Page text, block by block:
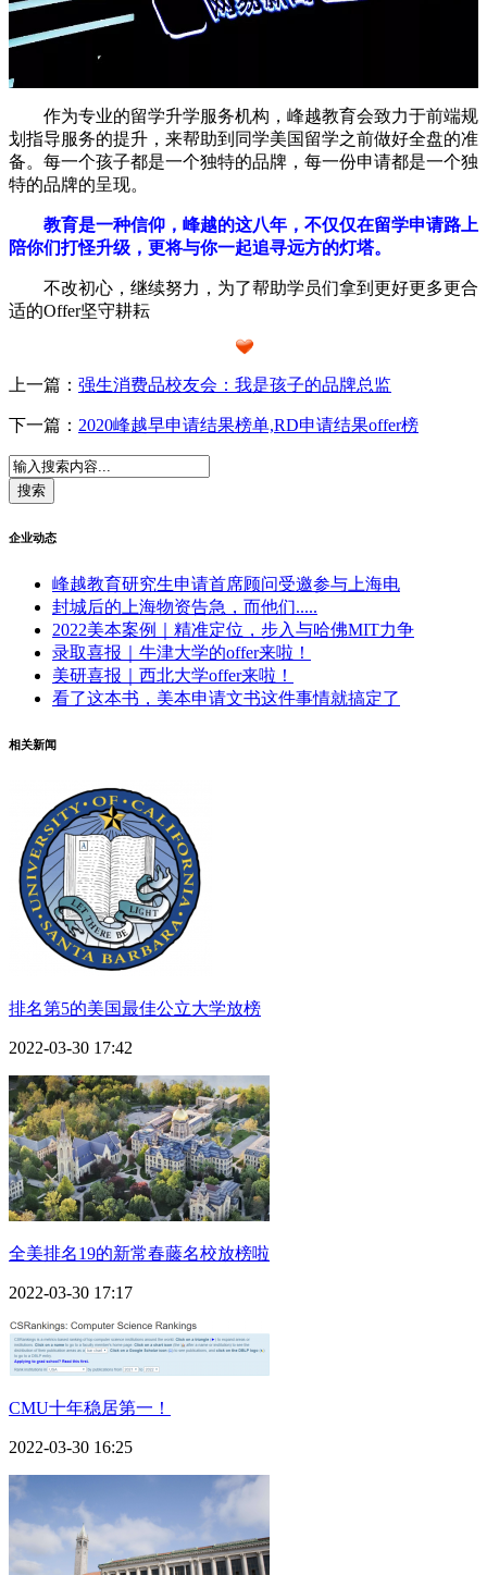
作为专业的留学升学服务机构，峰越教育会致力于前端规
划指导服务的提升，来帮助到同学美国留学之前做好全盘的准
备。每一个孩子都是一个独特的品牌，每一份申请都是一个独
特的品牌的呈现。
教育是一种信仰，峰越的这八年，不仅仅在留学申请路上
陪你们打怪升级，更将与你一起追寻远方的灯塔。
不改初心，继续努力，为了帮助学员们拿到更好更多更合
适的Offer坚守耕耘
上一篇： 强生消费品校友会：我是孩子的品牌总监
下一篇： 2020峰越早申请结果榜单,RD申请结果offer榜
企业动态
峰越教育研究生申请首席顾问受邀参与上海电
封城后的上海物资告急，而他们.....
2022美本案例｜精准定位，步入与哈佛MIT力争
录取喜报｜牛津大学的offer来啦！
美研喜报｜西北大学offer来啦！
看了这本书，美本申请文书这件事情就搞定了
相关新闻
排名第5的美国最佳公立大学放榜
2022-03-30 17:42
全美排名19的新常春藤名校放榜啦
2022-03-30 17:17
CMU十年稳居第一！
2022-03-30 16:25